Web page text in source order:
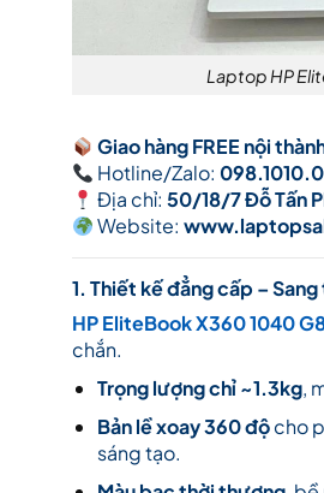
Laptop HP
Giao hàng FREE nội
Hotline/Zalo:
Địa chỉ:50/18/7 Đỗ Tấn
Website:
1. Thiết kế đẳng cấp –
HP EliteBook X360 1040
chắn.
Trọng lượng chỉ ~1.3kg,
Bản lề xoay 360 độcho
sáng tạo.